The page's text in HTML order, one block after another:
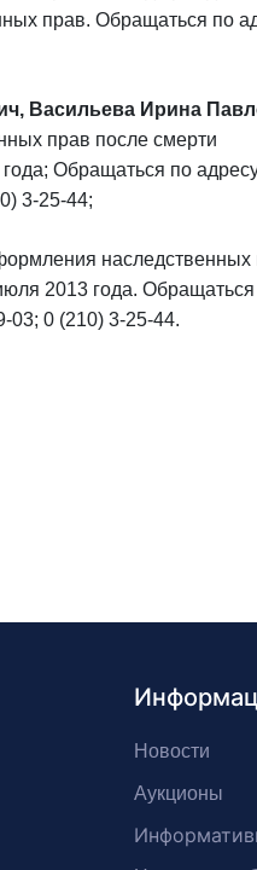
прав. Обращаться по
Васильева Ирина
прав после смерти
Обращаться по
3-25-44;
наследственных
2013 года.
03; 0 (210) 3-25-44.
Новости
Аукционы